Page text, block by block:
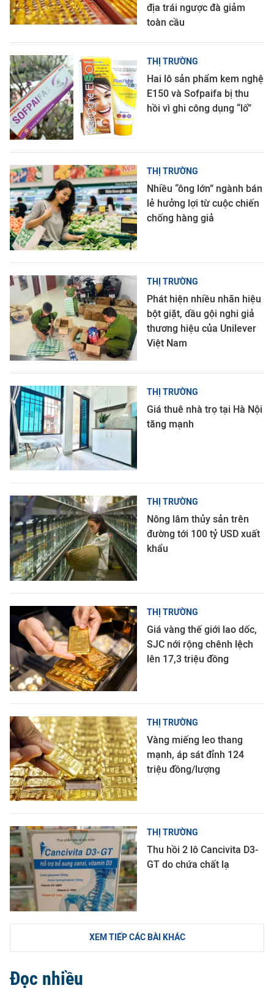
địa trái ngược đà giảm
toàn cầu
THỊ TRƯỜNG
Hai lô sản phẩm kem nghệ
E150 và Sofpaifa bị thu
hồi vì ghi công dụng “lố”
THỊ TRƯỜNG
Nhiều “ông lớn” ngành bán
lẻ hưởng lợi từ cuộc chiến
chống hàng giả
THỊ TRƯỜNG
Phát hiện nhiều nhãn hiệu
bột giặt, dầu gội nghi giả
thương hiệu của Unilever
Việt Nam
THỊ TRƯỜNG
Giá thuê nhà trọ tại Hà Nội
tăng mạnh
THỊ TRƯỜNG
Nông lâm thủy sản trên
đường tới 100 tỷ USD xuất
khẩu
THỊ TRƯỜNG
Giá vàng thế giới lao dốc,
SJC nới rộng chênh lệch
lên 17,3 triệu đồng
THỊ TRƯỜNG
Vàng miếng leo thang
mạnh, áp sát đỉnh 124
triệu đồng/lượng
THỊ TRƯỜNG
Thu hồi 2 lô Cancivita D3-
GT do chứa chất lạ
XEM TIẾP CÁC BÀI KHÁC
Đọc nhiều